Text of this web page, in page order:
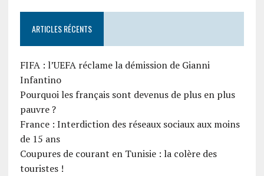
ARTICLES RÉCENTS
FIFA : l’UEFA réclame la démission de Gianni
Infantino
Pourquoi les français sont devenus de plus en plus
pauvre ?
France : Interdiction des réseaux sociaux aux moins
de 15 ans
Coupures de courant en Tunisie : la colère des
touristes !